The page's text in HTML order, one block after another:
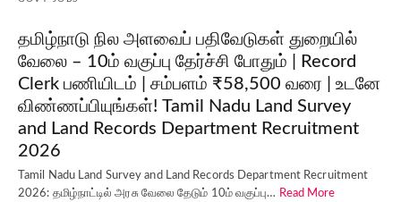
தமிழ்நாடு நில அளவைப் பதிவேடுகள் துறையில்
வேலை – 10ம் வகுப்பு தேர்ச்சி போதும் | Record
Clerk பணியிடம் | சம்பளம் ₹58,500 வரை | உடனே
விண்ணப்பியுங்கள்! Tamil Nadu Land Survey
and Land Records Department Recruitment
2026
Tamil Nadu Land Survey and Land Records Department Recruitment
2026: தமிழ்நாட்டில் அரசு வேலை தேடும் 10ம் வகுப்பு… Read More